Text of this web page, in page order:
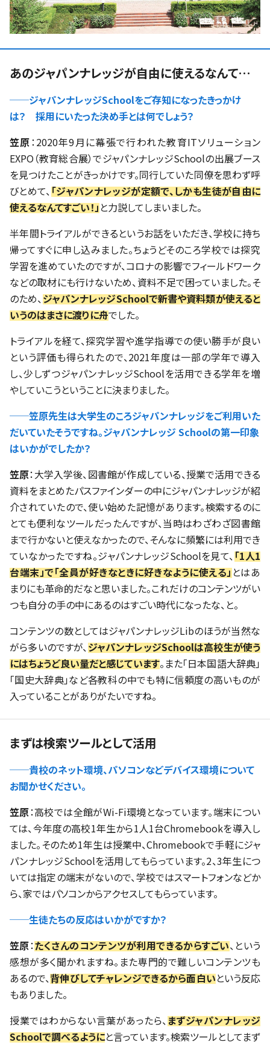
あのジャパンナレッジが自由に使えるなんて…
──ジャパンナレッジSchoolをご存知になったきっかけ
は？ 採用にいたった決め手とは何でしょう？
笠原：2020年9月に幕張で行われた教育ITソリューション
EXPO（教育総合展）でジャパンナレッジSchoolの出展ブース
を見つけたことがきっかけです。同行していた同僚を思わず呼
びとめて、「ジャパンナレッジが定額で、しかも生徒が自由に
使えるなんてすごい！」と力説してしまいました。
半年間トライアルができるというお話をいただき、学校に持ち
帰ってすぐに申し込みました。ちょうどそのころ学校では探究
学習を進めていたのですが、コロナの影響でフィールドワーク
などの取材にも行けないため、資料不足で困っていました。そ
のため、ジャパンナレッジSchoolで新書や資料類が使えると
いうのはまさに渡りに舟でした。
トライアルを経て、探究学習や進学指導での使い勝手が良い
という評価も得られたので、2021年度は一部の学年で導入
し、少しずつジャパンナレッジSchoolを活用できる学年を増
やしていこうということに決まりました。
──笠原先生は大学生のころジャパンナレッジをご利用いた
だいていたそうですね。ジャパンナレッジ Schoolの第一印象
はいかがでしたか？
笠原：大学入学後、図書館が作成している、授業で活用できる
資料をまとめたパスファインダーの中にジャパンナレッジが紹
介されていたので、使い始めた記憶があります。検索するのに
とても便利なツールだったんですが、当時はわざわざ図書館
まで行かないと使えなかったので、そんなに頻繁には利用でき
ていなかったですね。ジャパンナレッジSchoolを見て、「1人1
台端末」で「全員が好きなときに好きなように使える」とはあ
まりにも革命的だなと思いました。これだけのコンテンツがい
つも自分の手の中にあるのはすごい時代になったな、と。
コンテンツの数としてはジャパンナレッジLibのほうが当然な
がら多いのですが、ジャパンナレッジSchoolは高校生が使う
にはちょうど良い量だと感じています。また「日本国語大辞典」
「国史大辞典」など各教科の中でも特に信頼度の高いものが
入っていることがありがたいですね。
まずは検索ツールとして活用
──貴校のネット環境、パソコンなどデバイス環境について
お聞かせください。
笠原：高校では全館がWi-Fi環境となっています。端末につい
ては、今年度の高校1年生から1人1台Chromebookを導入し
ました。そのため1年生は授業中、Chromebookで手軽にジャ
パンナレッジSchoolを活用してもらっています。2、3年生につ
いては指定の端末がないので、学校ではスマートフォンなどか
ら、家ではパソコンからアクセスしてもらっています。
──生徒たちの反応はいかがですか？
笠原：たくさんのコンテンツが利用できるからすごい、という
感想が多く聞かれますね。また専門的で難しいコンテンツも
あるので、背伸びしてチャレンジできるから面白いという反応
もありました。
授業ではわからない言葉があったら、まずジャパンナレッジ
Schoolで調べるようにと言っています。検索ツールとしてまず